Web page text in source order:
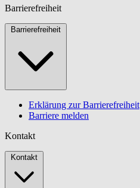
Barrierefreiheit
Barrierefreiheit
Erklärung zur Barrierefreiheit
Barriere melden
Kontakt
Kontakt